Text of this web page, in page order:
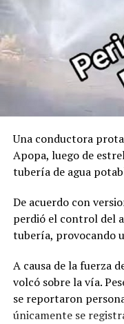
Facebook
Una conductora
Apopa, luego de
tubería de agua
De acuerdo con
perdió el control del
tubería, provocando
A causa de la fuerza
volcó sobre la vía.
se reportaron
únicamente se